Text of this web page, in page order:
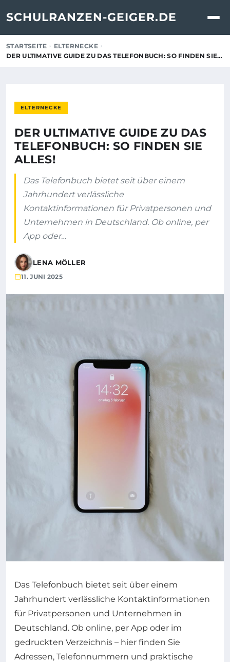
SCHULRANZEN-GEIGER.DE
STARTSEITE
ELTERNECKE
DER ULTIMATIVE GUIDE ZU DAS TELEFONBUCH: SO FINDEN SIE…
ELTERNECKE
DER ULTIMATIVE GUIDE ZU DAS
TELEFONBUCH: SO FINDEN SIE
ALLES!
Das Telefonbuch bietet seit über einem
Jahrhundert verlässliche
Kontaktinformationen für Privatpersonen und
Unternehmen in Deutschland. Ob online, per
App oder…
LENA MÖLLER
11. JUNI 2025
Das Telefonbuch bietet seit über einem
Jahrhundert verlässliche Kontaktinformationen
für Privatpersonen und Unternehmen in
Deutschland. Ob online, per App oder im
gedruckten Verzeichnis – hier finden Sie
Adressen, Telefonnummern und praktische